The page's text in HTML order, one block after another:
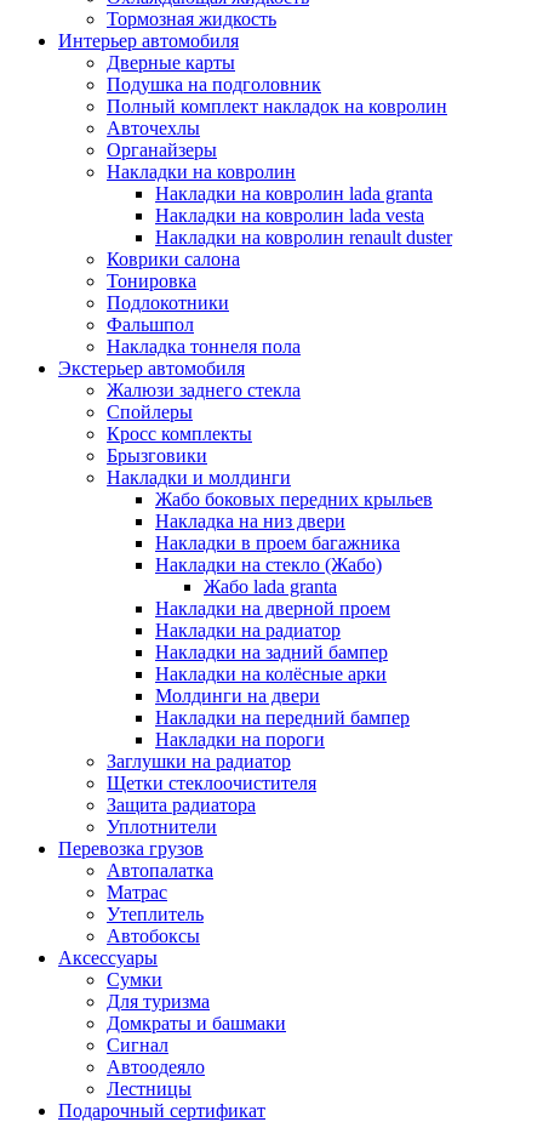
Тормозная жидкость
Интерьер автомобиля
Дверные карты
Подушка на подголовник
Полный комплект накладок на ковролин
Авточехлы
Органайзеры
Накладки на ковролин
Накладки на ковролин lada granta
Накладки на ковролин lada vesta
Накладки на ковролин renault duster
Коврики салона
Тонировка
Подлокотники
Фальшпол
Накладка тоннеля пола
Экстерьер автомобиля
Жалюзи заднего стекла
Спойлеры
Кросс комплекты
Брызговики
Накладки и молдинги
Жабо боковых передних крыльев
Накладка на низ двери
Накладки в проем багажника
Накладки на стекло (Жабо)
Жабо lada granta
Накладки на дверной проем
Накладки на радиатор
Накладки на задний бампер
Накладки на колёсные арки
Молдинги на двери
Накладки на передний бампер
Накладки на пороги
Заглушки на радиатор
Щетки стеклоочистителя
Защита радиатора
Уплотнители
Перевозка грузов
Автопалатка
Матрас
Утеплитель
Автобоксы
Аксессуары
Сумки
Для туризма
Домкраты и башмаки
Сигнал
Автоодеяло
Лестницы
Подарочный сертификат